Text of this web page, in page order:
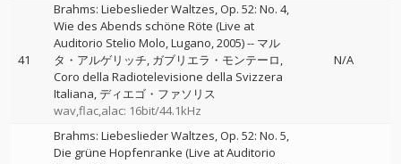
41
Brahms: Liebeslieder Waltzes, Op. 52: No. 4,
Wie des Abends schöne Röte (Live at
Auditorio Stelio Molo, Lugano, 2005)-- マル
タ・アルゲリッチ ガブリエラ・モンテーロ
Coro della Radiotelevisione della Svizzera
Italiana ディエゴ・ファソリス
wav,flac,alac: 16bit/44.1kHz
N/A
Brahms: Liebeslieder Waltzes, Op. 52: No. 5,
Die grüne Hopfenranke (Live at Auditorio